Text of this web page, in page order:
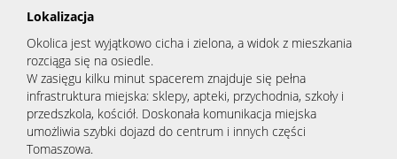
Lokalizacja
Okolica jest wyjątkowo cicha i zielona, a widok z mieszkania
rozciąga się na osiedle.
W zasięgu kilku minut spacerem znajduje się pełna
infrastruktura miejska: sklepy, apteki, przychodnia, szkoły i
przedszkola, kościół. Doskonała komunikacja miejska
umożliwia szybki dojazd do centrum i innych części
Tomaszowa.